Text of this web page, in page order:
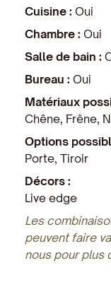
Cuisine : Oui
Chambre : Oui
Salle de bain :
Bureau : Oui
Matériaux
Chêne, Frêne,
Options
Porte, Tiroir
Décors :
Live edge
Les
peuvent faire
nous pour plus